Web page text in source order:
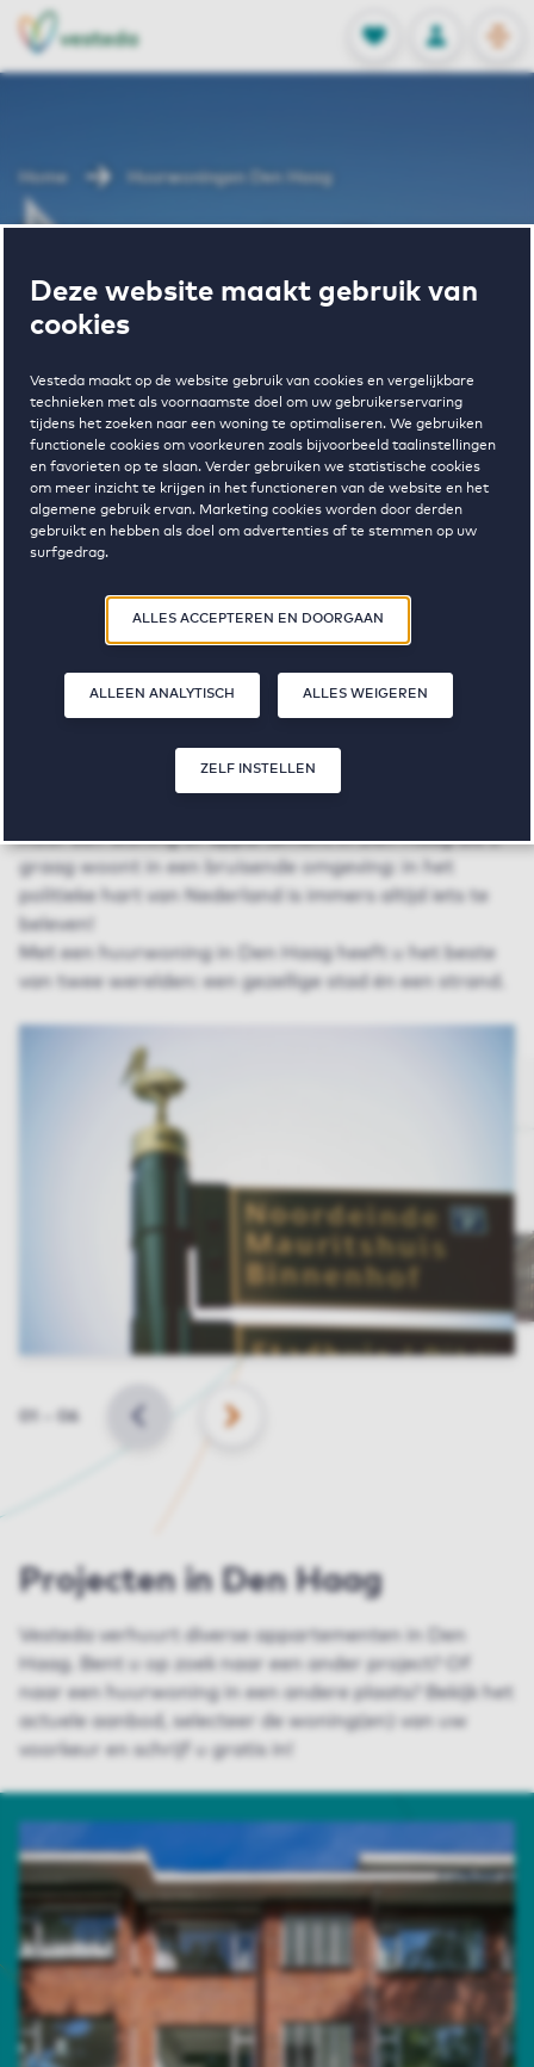
Deze website maakt gebruik van
cookies
Vesteda maakt op de website gebruik van cookies en vergelijkbare
technieken met als voornaamste doel om uw gebruikerservaring
tijdens het zoeken naar een woning te optimaliseren. We gebruiken
functionele cookies om voorkeuren zoals bijvoorbeeld taalinstellingen
en favorieten op te slaan. Verder gebruiken we statistische cookies
om meer inzicht te krijgen in het functioneren van de website en het
algemene gebruik ervan. Marketing cookies worden door derden
gebruikt en hebben als doel om advertenties af te stemmen op uw
surfgedrag.
Door op ‘Zelf instellen’ te klikken, kunt u meer lezen over onze cookies
en uw voorkeuren aanpassen. Door op ‘Alles accepteren en doorgaan’
te klikken, gaat u akkoord met het gebruik van cookies zoals
ALLES ACCEPTEREN EN DOORGAAN
ALLEEN ANALYTISCH ALLES WEIGEREN
ZELF INSTELLEN
FAVORIETEN
Opgeslagen
INLOGGEN
NL
EN
Home Huurwoningen Den Haag
Haag
BEKIJK HET WONINGAANBOD
Vrije sector huurwoningen in
Den Haag
Huur een woning of appartement in Den Haag als u
graag woont in een bruisende omgeving: in het
politieke hart van Nederland is immers altijd iets te
beleven!
Met een huurwoning in Den Haag heeft u het beste
van twee werelden: een gezellige stad én een strand.
Slide
VORIGE VOLGENDE
Projecten in Den Haag
Vesteda verhuurt diverse appartementen in Den
Haag. Bent u op zoek naar een ander project? Of
naar een huurwoning in een andere plaats? Bekijk het
actuele aanbod, selecteer de woning(en) van uw
voorkeur en schrijf u gratis in!